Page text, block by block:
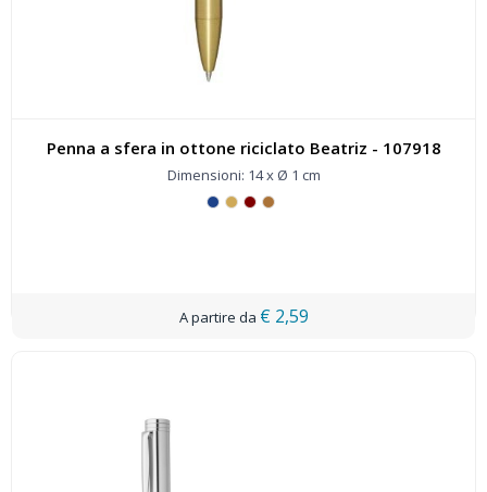
Penna a sfera in ottone riciclato Beatriz - 107918
Dimensioni: 14 x Ø 1 cm
€ 2,59